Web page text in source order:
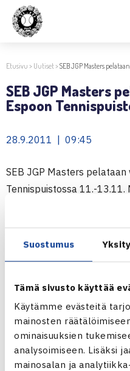
Suostumus
Tämä sivusto käyttää
Käytämme evästeitä
mainosten
ominaisuuksien
analysoimiseen. Lisäksi
mainosalan ja
Etusivu > Uutiset>SEB JGP Masters
SEB JGP Masters
Espoon
28.9.2011 | 09:45
SEB JGP Masters
Tennispuistossa 11.-
pelaajaa, jotka
Mastersiin kutsutuille
Nykopp.
Jaa: